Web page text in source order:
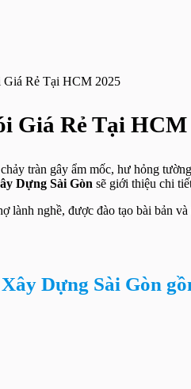
Rẻ Tại HCM 2025
Giá Rẻ Tại HCM
tràn gây ẩm mốc, hư hỏng
Dựng Sài Gòn sẽ giới thiệu chi
lành nghề, được đào tạo bài bản
Dựng Sài Gòn